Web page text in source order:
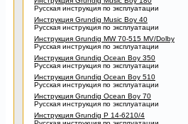
Русская инструкция по эксплуатации
Инструкция Grundig Music Boy 40
Русская инструкция по эксплуатации
Инструкция Grundig MW 70-515 MV/Dolby
Русская инструкция по эксплуатации
Инструкция Grundig Ocean Boy 350
Русская инструкция по эксплуатации
Инструкция Grundig Ocean Boy 510
Русская инструкция по эксплуатации
Инструкция Grundig Ocean Boy 70
Русская инструкция по эксплуатации
Инструкция Grundig P 14-6210/4